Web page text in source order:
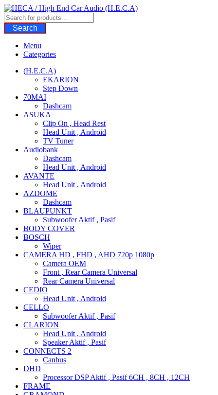
Skip
to
content
Search
Menu
Categories
(H.E.C.A)
EKARION
Step Down
70MAI
Dashcam
ASUKA
Clip On , Head Rest
Head Unit , Android
TV Tuner
Audiobank
Dashcam
Head Unit , Android
AVANTE
Head Unit , Android
AZDOME
Dashcam
BLAUPUNKT
Subwoofer Aktif , Pasif
BODY COVER
BOSCH
Wiper
CAMERA HD , FHD , AHD 720p 1080p
Camera OEM
Front , Rear Camera Universal
Rear Camera Universal
CEDIO
Head Unit , Android
CELLO
Subwoofer Aktif , Pasif
CLARION
Head Unit , Android
Speaker Aktif , Pasif
CONNECTS 2
Canbus
DHD
Processor DSP Aktif , Pasif 6CH , 8CH , 12CH
FRAME